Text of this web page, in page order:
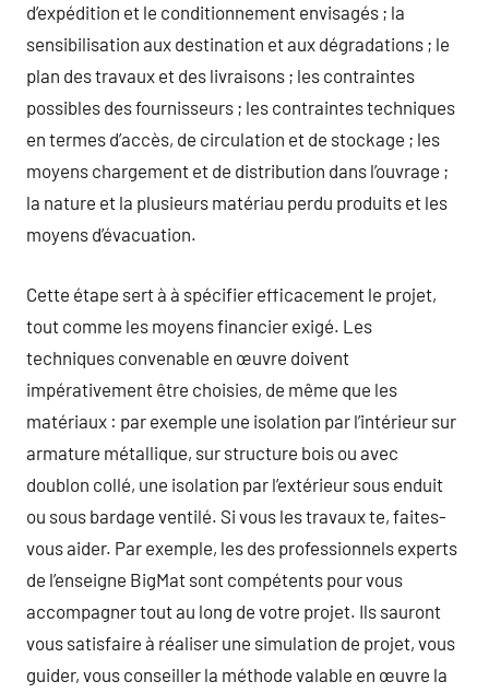
d’expédition et le conditionnement envisagés ; la
sensibilisation aux destination et aux dégradations ; le
plan des travaux et des livraisons ; les contraintes
possibles des fournisseurs ; les contraintes techniques
en termes d’accès, de circulation et de stockage ; les
moyens chargement et de distribution dans l’ouvrage ;
la nature et la plusieurs matériau perdu produits et les
moyens d’évacuation.
Cette étape sert à à spécifier efficacement le projet,
tout comme les moyens financier exigé. Les
techniques convenable en œuvre doivent
impérativement être choisies, de même que les
matériaux : par exemple une isolation par l’intérieur sur
armature métallique, sur structure bois ou avec
doublon collé, une isolation par l’extérieur sous enduit
ou sous bardage ventilé. Si vous les travaux te, faites-
vous aider. Par exemple, les des professionnels experts
de l’enseigne BigMat sont compétents pour vous
accompagner tout au long de votre projet. Ils sauront
vous satisfaire à réaliser une simulation de projet, vous
guider, vous conseiller la méthode valable en œuvre la